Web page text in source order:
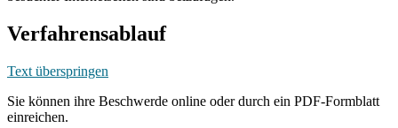
Verfahrensablauf
Text überspringen
Sie können ihre Beschwerde online oder durch ein PDF-Formblatt
einreichen.